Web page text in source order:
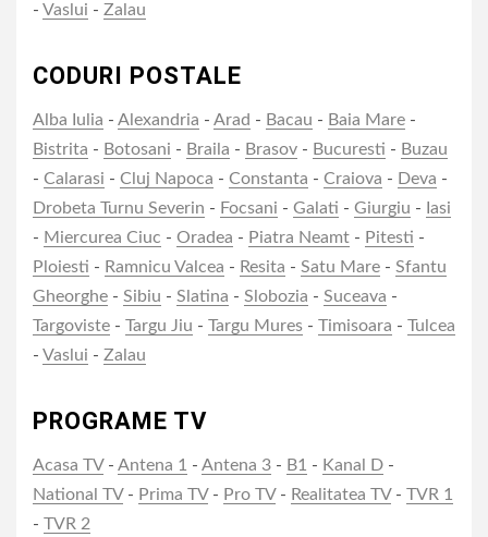
- Vaslui - Zalau
CODURI POSTALE
Alba Iulia - Alexandria - Arad - Bacau - Baia Mare -
Bistrita - Botosani - Braila - Brasov - Bucuresti - Buzau
- Calarasi - Cluj Napoca - Constanta - Craiova - Deva -
Drobeta Turnu Severin - Focsani - Galati - Giurgiu - Iasi
- Miercurea Ciuc - Oradea - Piatra Neamt - Pitesti -
Ploiesti - Ramnicu Valcea - Resita - Satu Mare - Sfantu
Gheorghe - Sibiu - Slatina - Slobozia - Suceava -
Targoviste - Targu Jiu - Targu Mures - Timisoara - Tulcea
- Vaslui - Zalau
PROGRAME TV
Acasa TV- Antena 1 - Antena 3 - B1 - Kanal D -
National TV- Prima TV- Pro TV- Realitatea TV- TVR 1
- TVR 2